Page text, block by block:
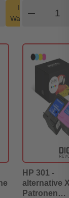
In den
Warenkorb
shopping_cart
remove
HP 301 -
alternative
Patronen